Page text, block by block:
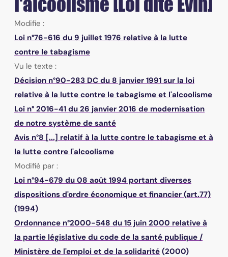
Modifie :
Loi n°76-616 du 9 juillet 1976 relative à la lutte
contre le tabagisme
Vu le texte :
Décision n°90-283 DC du 8 janvier 1991 sur la loi
relative à la lutte contre le tabagisme et l'alcoolisme
Loi n° 2016-41 du 26 janvier 2016 de modernisation
de notre système de santé
Avis n°8 [...] relatif à la lutte contre le tabagisme et à
la lutte contre l'alcoolisme
Modifié par :
Loi n°94-679 du 08 août 1994 portant diverses
dispositions d'ordre économique et financier (art.77)
(1994)
Ordonnance n°2000-548 du 15 juin 2000 relative à
la partie législative du code de la santé publique /
Ministère de l'emploi et de la solidarité (2000)